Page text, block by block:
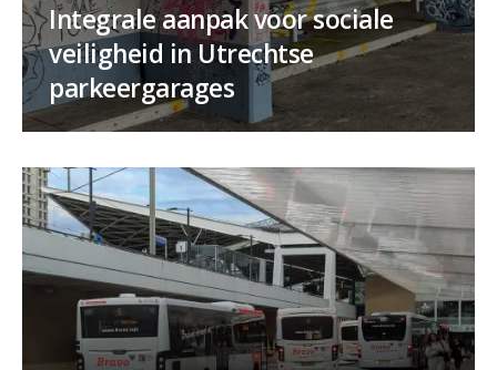
Integrale aanpak voor sociale
veiligheid in Utrechtse
parkeergarages